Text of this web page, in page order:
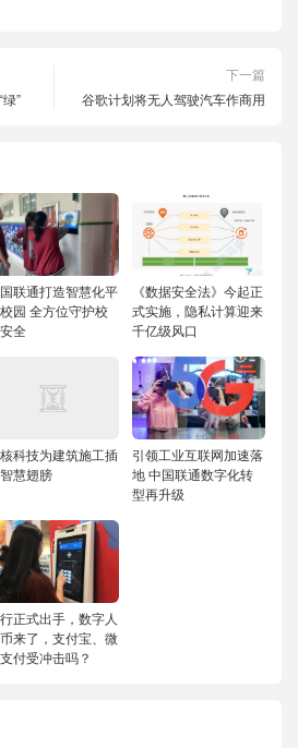
”
下一篇
谷歌计划将无人驾驶汽车作商用
联通打造智慧化平
园 全方位守护校
全
《数据安全法》今起正
式实施，隐私计算迎来
千亿级风口
科技为建筑施工插
慧翅膀
引领工业互联网加速落
地 中国联通数字化转
型再升级
正式出手，数字人
来了，支付宝、微
付受冲击吗？